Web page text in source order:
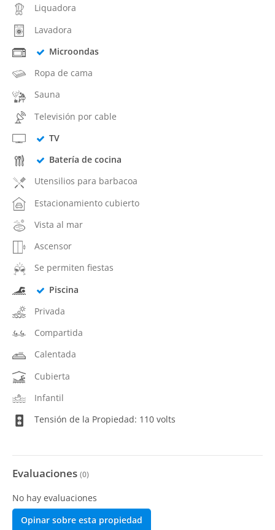
Liquadora
Lavadora
Microondas
Ropa de cama
Sauna
Televisión por cable
TV
Batería de cocina
Utensilios para barbacoa
Estacionamiento cubierto
Vista al mar
Ascensor
Se permiten fiestas
Piscina
Privada
Compartida
Calentada
Cubierta
Infantil
Tensión de la Propiedad: 110 volts
Evaluaciones (0)
No hay evaluaciones
Opinar sobre esta propiedad